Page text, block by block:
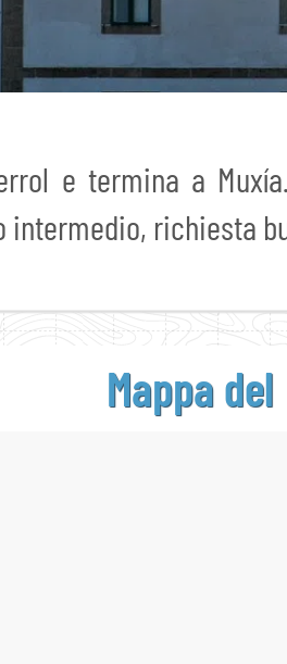
e termina a
intermedio, richiesta
Mappa